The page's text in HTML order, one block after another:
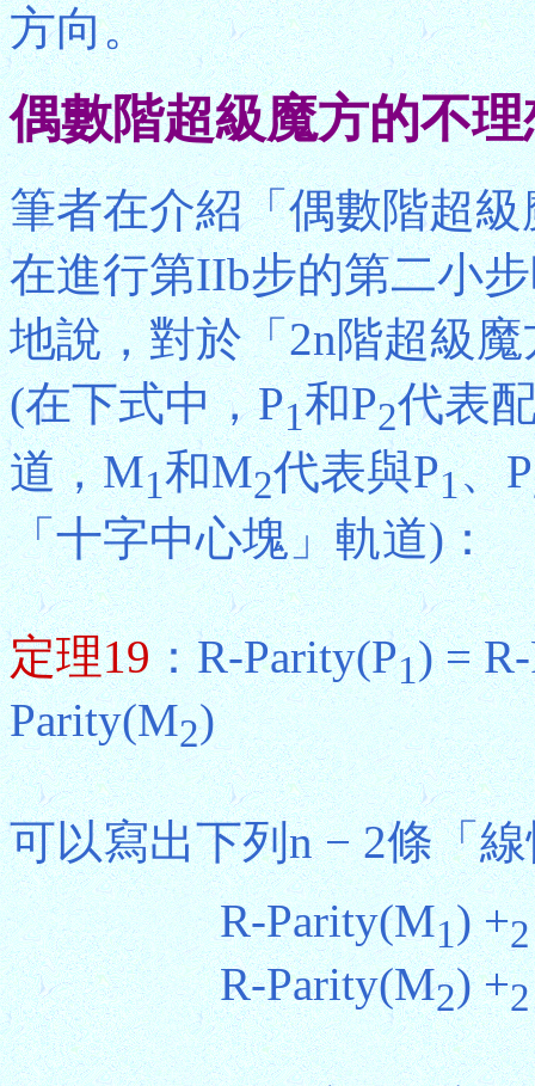
方向。
偶數階超級魔方的不
筆者在介紹「偶數階超
在進行第IIb步的第二小
地說，對於「2n階超級
(在下式中，P1和P2代表
道，M1和M2代表與P1、P
「十字中心塊」軌道)：
定理19：R-Parity(P1) =
Parity(M2)
可以寫出下列n − 2條「
R-Parity(M1) +2
R-Parity(M2) +2